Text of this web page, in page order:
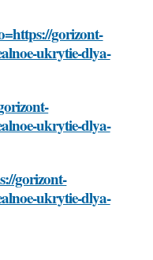
gorizont-
ukrytie-dlya-
ukrytie-dlya-
gorizont-
ukrytie-dlya-